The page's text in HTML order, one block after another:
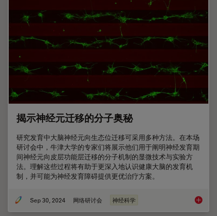
揭示神经元迁移的分子奥秘
研究发育中大脑神经元向生态位迁移可采用多种方法。在本场
研讨会中，牛津大学的专家们将展示他们用于阐明神经发育期
间神经元向皮层功能层迁移的分子机制的显微技术与实验方
法。理解这些过程将有助于更深入地认识健康大脑的发育机
制，并可能为神经发育障碍提供更优治疗方案。
Sep 30, 2024 网络研讨会 神经科学 揭示神